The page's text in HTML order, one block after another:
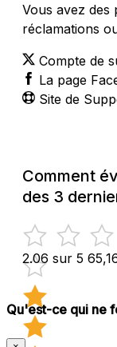
Vous avez des
réclamations
Compte de
La page
Site de
Comment
des 3
2.06 sur 5
Qu'est-ce qui ne